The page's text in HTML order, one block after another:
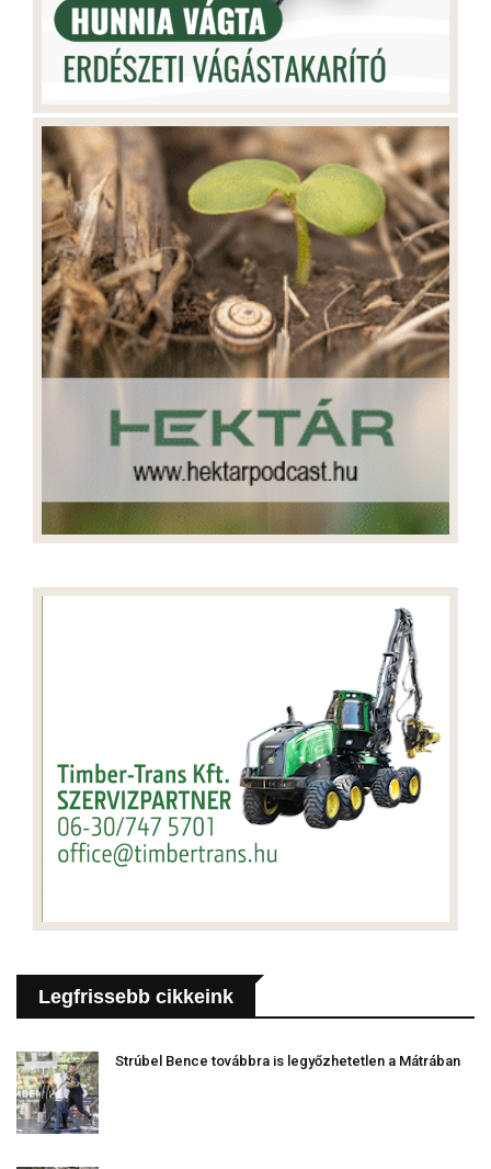
Legfrissebb cikkeink
Strúbel Bence továbbra is legyőzhetetlen a Mátrában